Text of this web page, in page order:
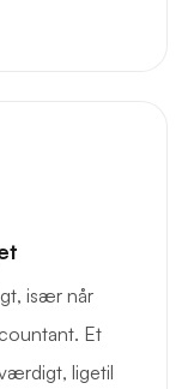
især når
Et
ligetil